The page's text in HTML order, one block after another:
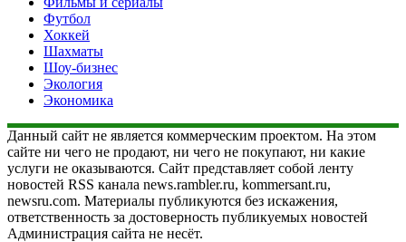
Футбол
Хоккей
Шахматы
Шоу-бизнес
Экология
Экономика
Данный сайт не является коммерческим проектом. На этом
сайте ни чего не продают, ни чего не покупают, ни какие
услуги не оказываются. Сайт представляет собой ленту
новостей RSS канала news.rambler.ru, kommersant.ru,
newsru.com. Материалы публикуются без искажения,
ответственность за достоверность публикуемых новостей
Администрация сайта не несёт.